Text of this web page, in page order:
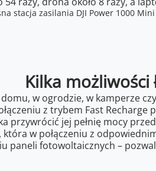
Kilka możliwości
w ogrodzie, w kamperze
z trybem Fast Recharge
przywrócić jej pełnię mocy
w połączeniu z
paneli fotowoltaicznych –